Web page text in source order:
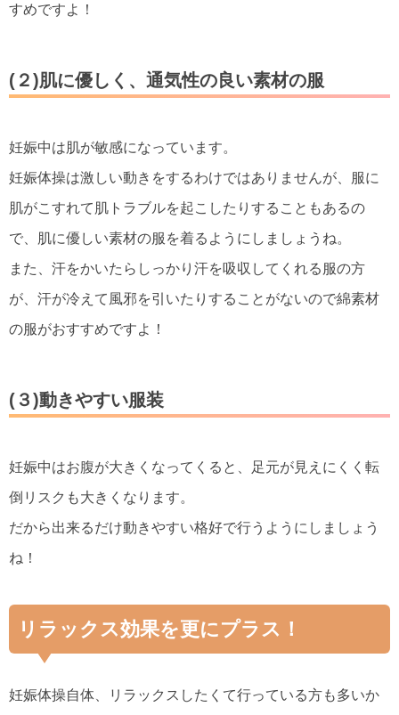
すめですよ！
(２)肌に優しく、通気性の良い素材の服
妊娠中は肌が敏感になっています。
妊娠体操は激しい動きをするわけではありませんが、服に
肌がこすれて肌トラブルを起こしたりすることもあるの
で、肌に優しい素材の服を着るようにしましょうね。
また、汗をかいたらしっかり汗を吸収してくれる服の方
が、汗が冷えて風邪を引いたりすることがないので綿素材
の服がおすすめですよ！
(３)動きやすい服装
妊娠中はお腹が大きくなってくると、足元が見えにくく転
倒リスクも大きくなります。
だから出来るだけ動きやすい格好で行うようにしましょう
ね！
リラックス効果を更にプラス！
妊娠体操自体、リラックスしたくて行っている方も多いか